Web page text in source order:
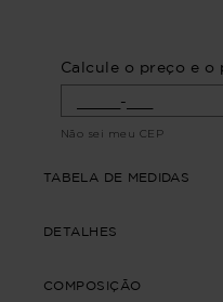
Calcule o preço e o
Não sei meu CEP
TABELA DE MEDIDAS
DETALHES
COMPOSIÇÃO